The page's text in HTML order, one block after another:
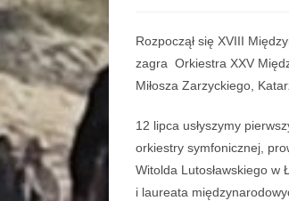
Rozpoczął się XVIII
zagra Orkiestra XXV
Miłosza Zarzyckiego,
12 lipca usłyszymy
orkiestry symfonicznej,
Witolda Lutosławskiego
i laureata